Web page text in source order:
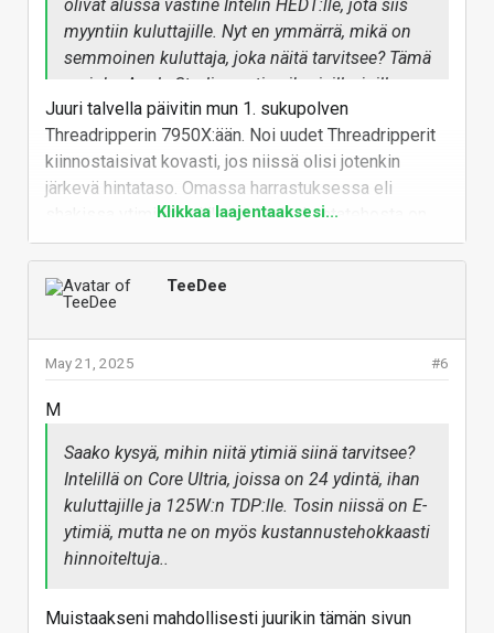
olivat alussa vastine Intelin HEDT:lle, jota siis
myyntiin kuluttajille. Nyt en ymmärrä, mikä on
semmoinen kuluttaja, joka näitä tarvitsee? Tämä
on joku Apple Studio vastine ihmisille, joilla on
halpaa sähköä ja koneellinen ilmanvaihto?
Juuri talvella päivitin mun 1. sukupolven
Threadripperin 7950X:ään. Noi uudet Threadripperit
kiinnostaisivat kovasti, jos niissä olisi jotenkin
järkevä hintataso. Omassa harrastuksessa eli
shakissa ytimistä, säikeistä ja laskentatehosta on
paljonkin iloa.
Vastaa
Klikkaa laajentaaksesi...
TeeDee
#6
May 21, 2025
M
Saako kysyä, mihin niitä ytimiä siinä tarvitsee?
Intelillä on Core Ultria, joissa on 24 ydintä, ihan
kuluttajille ja 125W:n TDP:lle. Tosin niissä on E-
ytimiä, mutta ne on myös kustannustehokkaasti
hinnoiteltuja..
Muistaakseni mahdollisesti juurikin tämän sivun